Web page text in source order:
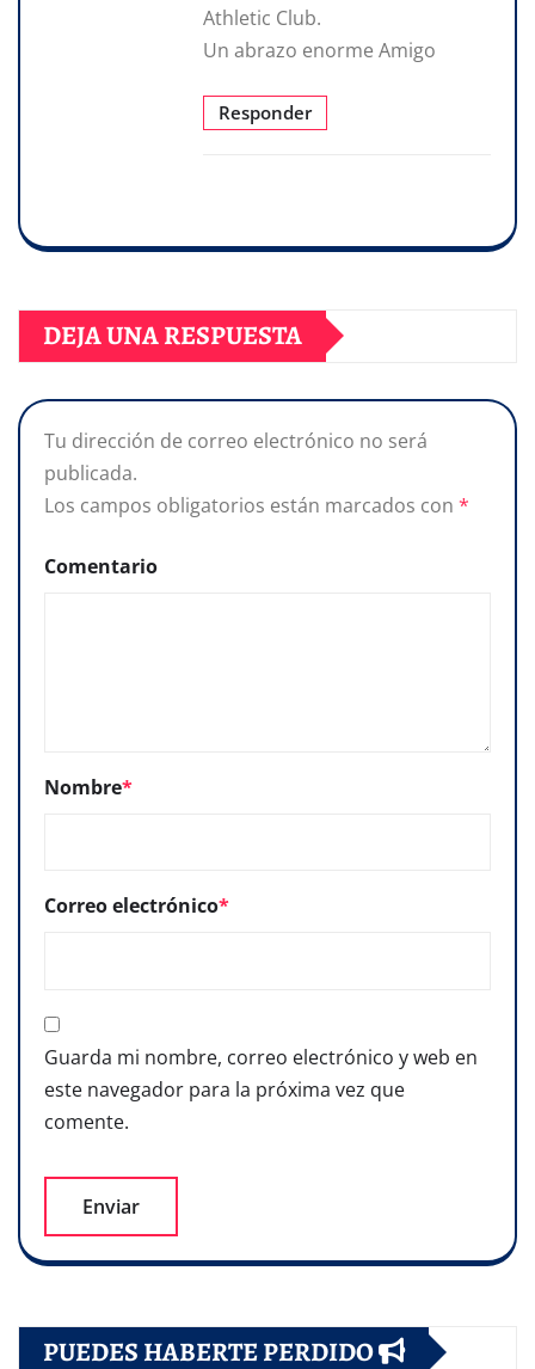
Athletic Club.
Un abrazo enorme Amigo
Responder
DEJA UNA RESPUESTA
Tu dirección de correo electrónico no será
publicada.
Los campos obligatorios están marcados con *
Comentario
Nombre*
Correo electrónico*
Guarda mi nombre, correo electrónico y web en
este navegador para la próxima vez que
comente.
PUEDES HABERTE PERDIDO